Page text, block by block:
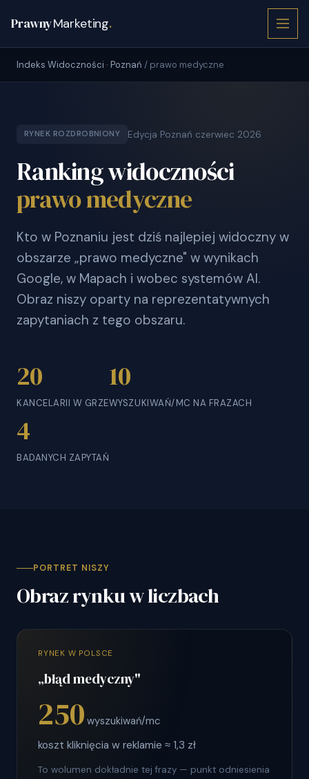
PrawnyMarketing.
Indeks Widoczności · Poznań / prawo medyczne
RYNEK ROZDROBNIONY Edycja Poznań czerwiec 2026
Ranking widoczności
prawo medyczne
Kto w Poznaniu jest dziś najlepiej widoczny w
obszarze „prawo medyczne" w wynikach
Google, w Mapach i wobec systemów AI.
Obraz niszy oparty na reprezentatywnych
zapytaniach z tego obszaru.
20
KANCELARII W GRZE
10
WYSZUKIWAŃ/MC NA FRAZACH
4
BADANYCH ZAPYTAŃ
PORTRET NISZY
Obraz rynku w liczbach
RYNEK W POLSCE
„błąd medyczny"
250 wyszukiwań/mc
koszt kliknięcia w reklamie ≈ 1,3 zł
To wolumen dokładnie tej frazy — punkt odniesienia